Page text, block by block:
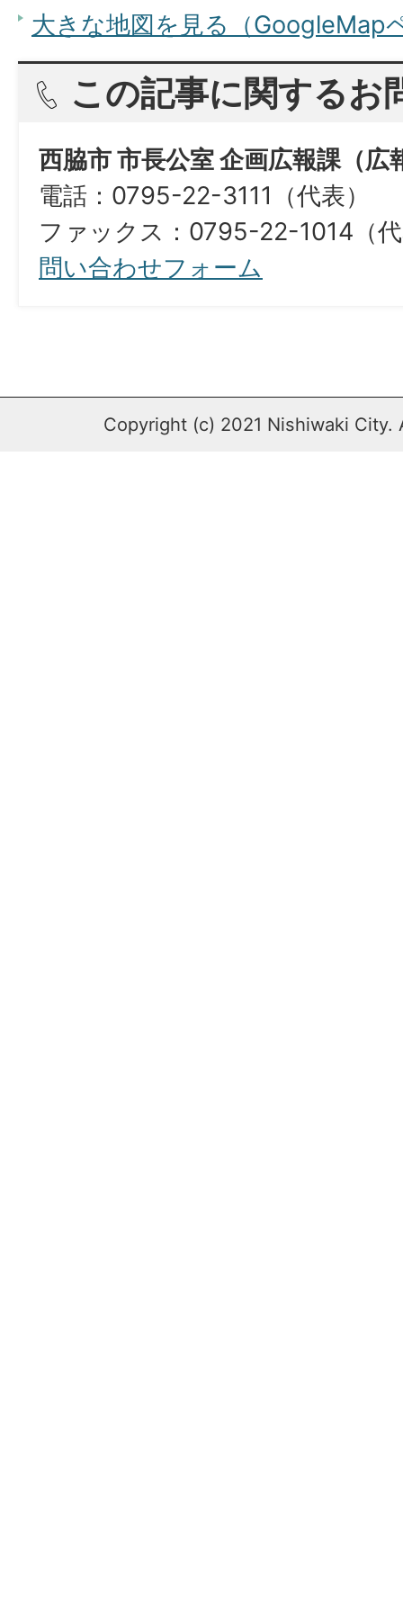
大きな地図を見る（GoogleMap
この記事に関するお
西脇市 市長公室 企画広報課（広
電話：0795-22-3111（代表）
ファックス：0795-22-1014（
問い合わせフォーム
Copyright (c) 2021 Nishiwaki City.